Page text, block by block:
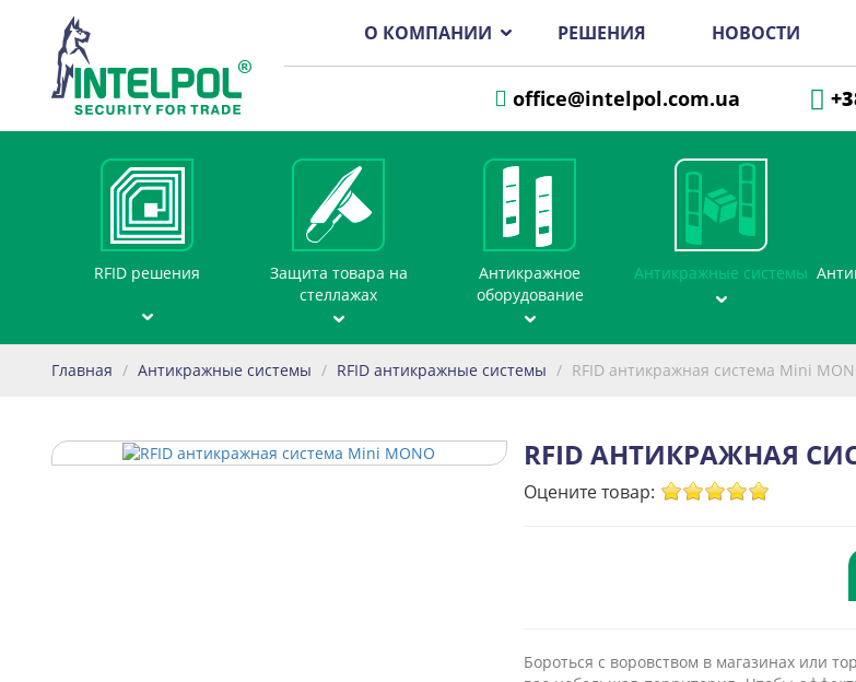
О КОМПАНИИ РЕШЕНИЯ НОВОСТИ
office@intelpol.com.ua
RFID решения
Защита товара на
стеллажах
Антикражное
оборудование
Антикражные системы
Главная / Антикражные системы / RFID антикражные системы / RFID антикражная система Mini
RFID АНТИКРАЖНАЯ
Оцените товар:
Бороться с воровством в магазинах или